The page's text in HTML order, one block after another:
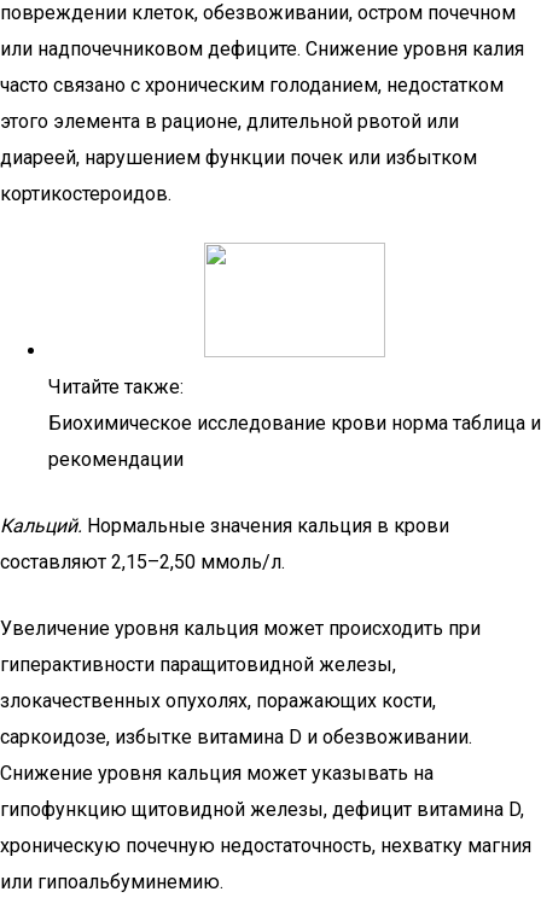
повреждении клеток, обезвоживании, остром почечном
или надпочечниковом дефиците. Снижение уровня калия
часто связано с хроническим голоданием, недостатком
этого элемента в рационе, длительной рвотой или
диареей, нарушением функции почек или избытком
кортикостероидов.
Читайте также:
Биохимическое исследование крови норма таблица и
рекомендации
Кальций. Нормальные значения кальция в крови
составляют 2,15–2,50 ммоль/л.
Увеличение уровня кальция может происходить при
гиперактивности паращитовидной железы,
злокачественных опухолях, поражающих кости,
саркоидозе, избытке витамина D и обезвоживании.
Снижение уровня кальция может указывать на
гипофункцию щитовидной железы, дефицит витамина D,
хроническую почечную недостаточность, нехватку магния
или гипоальбуминемию.